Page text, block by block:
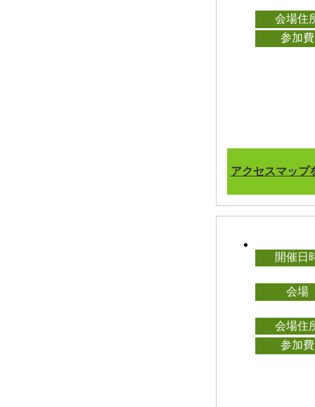
会場住
参加費
アクセスマップ
開催日
会場
会場住
参加費